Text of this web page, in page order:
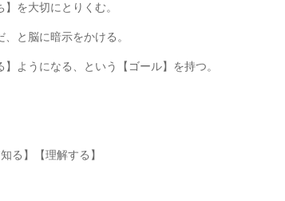
】を大切にとりくむ。
、と脳に暗示をかける。
】ようになる、という【ゴール】を持つ。
る】【理解する】